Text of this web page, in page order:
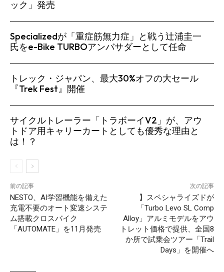
ック」発売
Specializedが「重症筋無力症」と戦う辻浦圭一
氏をe-Bike TURBOアンバサダーとして任命
トレック・ジャパン、最大30%オフの大セール
『Trek Fest』開催
サイクルトレーラー「トラボーイV2」が、アウ
トドア用キャリーカートとしても優秀な理由と
は！？
前の記事
NESTO、AI学習機能を備えた
充電不要のオート変速システ
ム搭載クロスバイク
「AUTOMATE」を11月発売
次の記事
】スペシャライズドが
「Turbo Levo SL Comp
Alloy」アルミモデルをアウ
トレット価格で提供、全国8
か所で試乗会ツアー「Trail
Days」を開催へ